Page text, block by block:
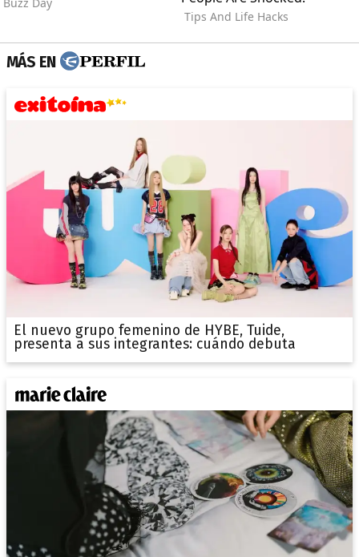
MÁS EN
El nuevo grupo femenino de HYBE, Tuide,
presenta a sus integrantes: cuándo debuta